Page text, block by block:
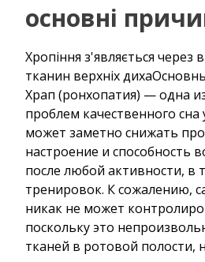
основні
Хропіння з'являється через
тканин верхніх
Храп (ронхопатия) — одна
проблем качественного сна
может заметно снижать
настроение и способность
после любой активности, в
тренировок. К сожалению,
никак не может
поскольку это
тканей в ротовой полости,